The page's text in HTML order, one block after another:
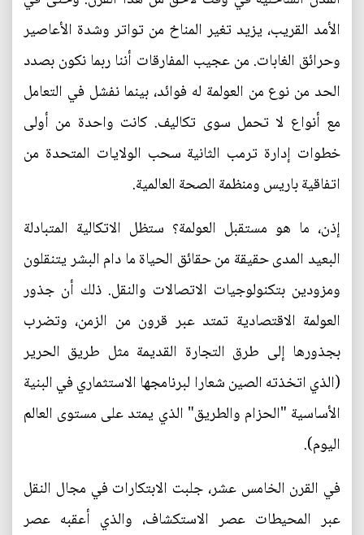
الأمد القريب، يزيد تغير المناخ من تواتر وشدة الأعاصير
وحرائق الغابات. من عجيب المفارقات أننا ربما نكون بصدد
الحد من نوع من العولمة له فوائد، بينما نفشل في التعامل
مع أنواع لا تحمل سوى تكاليف. كانت واحدة من أولى
خطوات إدارة ترمب الثانية سحب الولايات المتحدة من
اتفاقية باريس ومنظمة الصحة العالمية.
إذن، ما هو مستقبل العولمة؟ ستظل الاتكالية المتبادلة
البعيد المدى حقيقة من حقائق الحياة ما دام البشر يتنقلون
ومزودين بتكنولوجيات الاتصالات والنقل. ذلك أن جذور
العولمة الاقتصادية تمتد عبر قرون من الزمن، وتضرب
بجذورها إلى طرق التجارة القديمة مثل طريق الحرير
(الذي اتخذته الصين شعارا لبرنامجها الاستثماري في البنية
الأساسية "الحزام والطريق" الذي يمتد على مستوى العالم
اليوم).
في القرن الخامس عشر، جلبت الابتكارات في مجال النقل
عبر المحيطات عصر الاستكشاف، والذي أعقبه عصر